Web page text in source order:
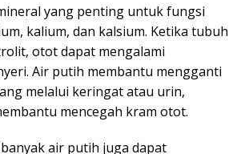
yang penting untuk fungsi
kalium, dan kalsium. Ketika tubuh
otot dapat mengalami
Air putih membantu mengganti
melalui keringat atau urin,
mencegah kram otot.
air putih juga dapat